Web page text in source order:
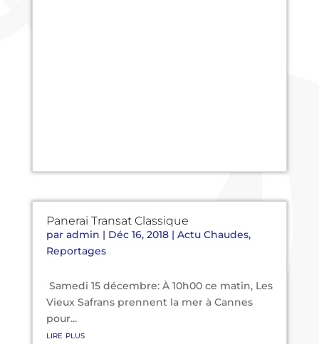
Panerai Transat Classique
par admin | Déc 16, 2018| Actu Chaudes,
Reportages
Samedi 15 décembre: À 10h00 ce matin, Les
Vieux Safrans prennent la mer à Cannes
pour...
lire plus